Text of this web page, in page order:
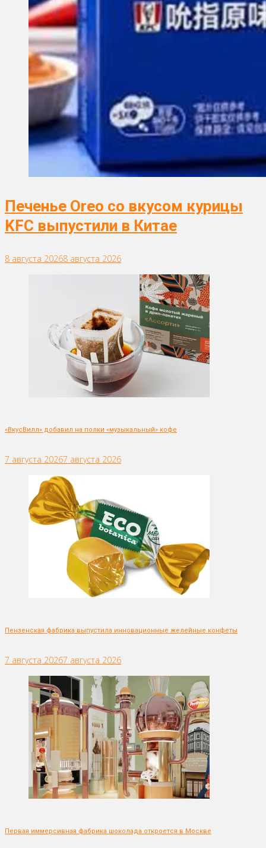
Печенье Oreo со вкусом курицы
KFC выпустили в Китае
8 августа 20268 августа 2026
«ВкусВилл» добавил на полки «музыкальный» кофе
7 августа 20267 августа 2026
Пензенская фабрика выпустила инновационные желейные конфеты
7 августа 20267 августа 2026
Первая иммерсивная фабрика шоколада откроется в Москве